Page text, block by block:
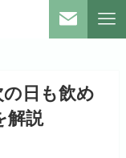
日も飲め
解説